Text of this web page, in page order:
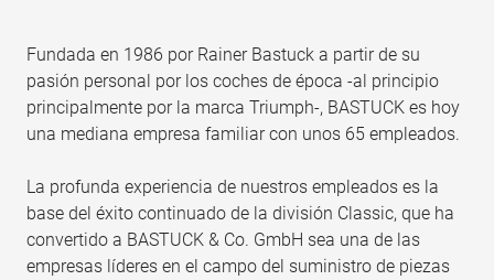
Fundada en 1986 por Rainer Bastuck a partir de su
pasión personal por los coches de época -al principio
principalmente por la marca Triumph-, BASTUCK es hoy
una mediana empresa familiar con unos 65 empleados.
La profunda experiencia de nuestros empleados es la
base del éxito continuado de la división Classic, que ha
convertido a BASTUCK & Co. GmbH sea una de las
empresas líderes en el campo del suministro de piezas